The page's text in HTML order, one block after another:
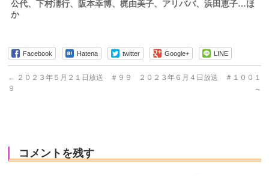
公代、下村淸行、阪本幸博、梶由美子、アリババ、浜田恵子…ほ
か
Facebook Hatena twitter Google+ LINE
← ２０２３年５月２１日放送 ＃９９
９
２０２３年６月４日放送 ＃１００１
→
コメントを残す